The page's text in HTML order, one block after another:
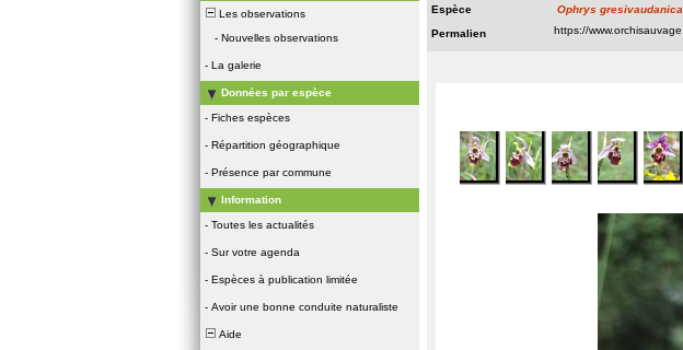
Les observations
- Nouvelles observations
- La galerie
Données par espèce
- Fiches espèces
- Répartition géographique
- Présence par commune
Information
- Toutes les actualités
- Sur votre agenda
- Espèces à publication limitée
- Avoir une bonne conduite naturaliste
Aide
Espèce
Ophrys gresivaudanica
Permalien